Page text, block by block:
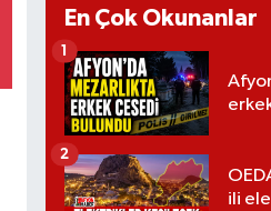
En Çok Okunanlar
1
ili
2